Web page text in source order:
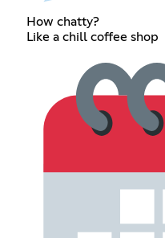
How chatty?
Like a chill coffee shop